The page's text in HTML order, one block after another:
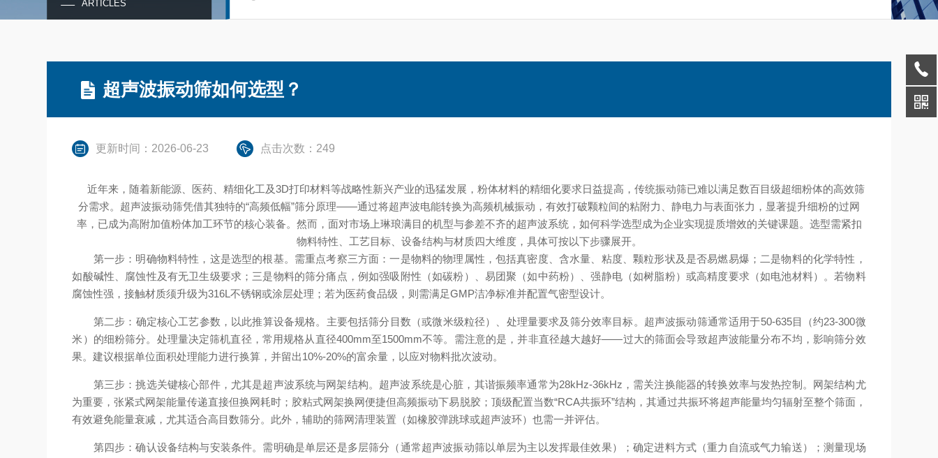
ARTICLES
超声波振动筛如何选型？
更新时间：2026-06-23 点击次数：249
近年来，随着新能源、医药、精细化工及3D打印材料等战略性新兴产业的迅猛发展，粉体材料的精细化要求日益提高，传统振动筛已难以满足数百目级超细粉体的高效筛
分需求。超声波振动筛凭借其独特的“高频低幅”筛分原理——通过将超声波电能转换为高频机械振动，有效打破颗粒间的粘附力、静电力与表面张力，显著提升细粉的过网
率，已成为高附加值粉体加工环节的核心装备。然而，面对市场上琳琅满目的机型与参差不齐的超声波系统，如何科学选型成为企业实现提质增效的关键课题。选型需紧扣
物料特性、工艺目标、设备结构与材质四大维度，具体可按以下步骤展开。
第一步：明确物料特性，这是选型的根基。需重点考察三方面：一是物料的物理属性，包括真密度、含水量、粘度、颗粒形状及是否易燃易爆；二是物料的化学特性，
如酸碱性、腐蚀性及有无卫生级要求；三是物料的筛分痛点，例如强吸附性（如碳粉）、易团聚（如中药粉）、强静电（如树脂粉）或高精度要求（如电池材料）。若物料
腐蚀性强，接触材质须升级为316L不锈钢或涂层处理；若为医药食品级，则需满足GMP洁净标准并配置气密型设计。
第二步：确定核心工艺参数，以此推算设备规格。主要包括筛分目数（或微米级粒径）、处理量要求及筛分效率目标。超声波振动筛通常适用于50-635目（约23-300微
米）的细粉筛分。处理量决定筛机直径，常用规格从直径400mm至1500mm不等。需注意的是，并非直径越大越好——过大的筛面会导致超声波能量分布不均，影响筛分效
果。建议根据单位面积处理能力进行换算，并留出10%-20%的富余量，以应对物料批次波动。
第三步：挑选关键核心部件，尤其是超声波系统与网架结构。超声波系统是心脏，其谐振频率通常为28kHz-36kHz，需关注换能器的转换效率与发热控制。网架结构尤
为重要，张紧式网架能量传递直接但换网耗时；胶粘式网架换网便捷但高频振动下易脱胶；顶级配置当数“RCA共振环”结构，其通过共振环将超声能量均匀辐射至整个筛面，
有效避免能量衰减，尤其适合高目数筛分。此外，辅助的筛网清理装置（如橡胶弹跳球或超声波环）也需一并评估。
第四步：确认设备结构与安装条件。需明确是单层还是多层筛分（通常超声波振动筛以单层为主以发挥最佳效果）；确定进料方式（重力自流或气力输送）；测量现场